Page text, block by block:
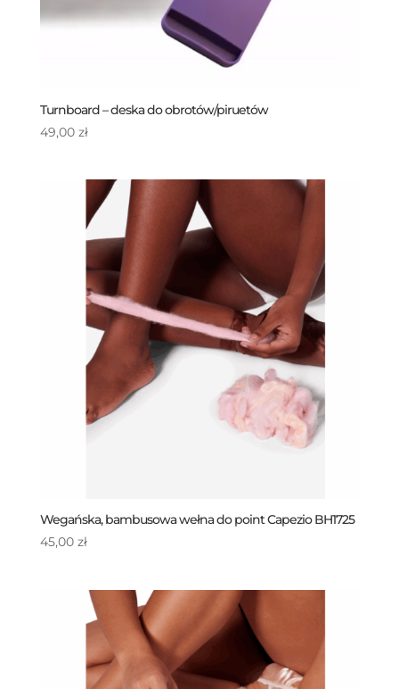
Turnboard – deska do obrotów/piruetów
49,00 zł
Wegańska, bambusowa wełna do point Capezio BH1725
45,00 zł